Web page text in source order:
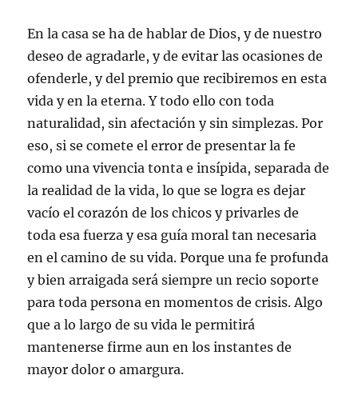
En la casa se ha de hablar de Dios, y de nuestro
deseo de agradarle, y de evitar las ocasiones de
ofenderle, y del premio que recibiremos en esta
vida y en la eterna. Y todo ello con toda
naturalidad, sin afectación y sin simplezas. Por
eso, si se comete el error de presentar la fe
como una vivencia tonta e insípida, separada de
la realidad de la vida, lo que se logra es dejar
vacío el corazón de los chicos y privarles de
toda esa fuerza y esa guía moral tan necesaria
en el camino de su vida. Porque una fe profunda
y bien arraigada será siempre un recio soporte
para toda persona en momentos de crisis. Algo
que a lo largo de su vida le permitirá
mantenerse firme aun en los instantes de
mayor dolor o amargura.